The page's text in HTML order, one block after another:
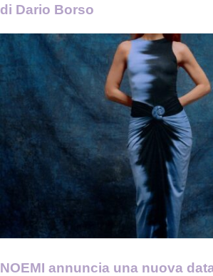
di Dario Borso
NOEMI annuncia una nuova